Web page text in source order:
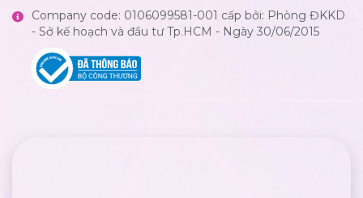
Company code: 0106099581-001 cấp bởi: Phòng ĐKKD
- Sở kế hoạch và đầu tư Tp.HCM - Ngày 30/06/2015